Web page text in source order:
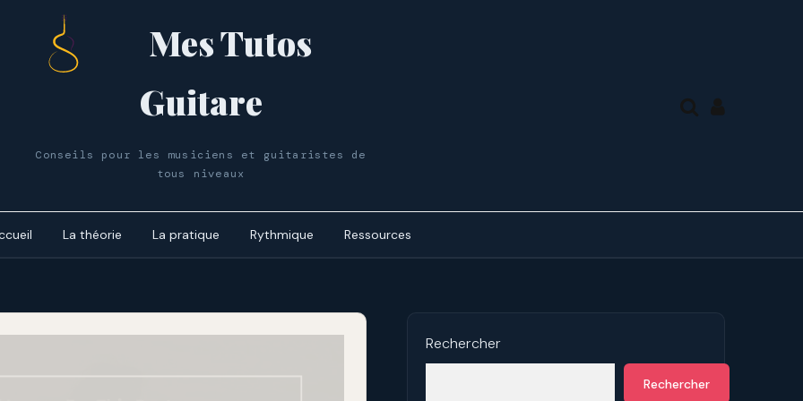
Mes Tutos
Guitare
Conseils pour les musiciens et guitaristes de
tous niveaux
La théorie La pratique Rythmique Ressources
Les accords de 7° en forme de A
Rechercher
Rechercher